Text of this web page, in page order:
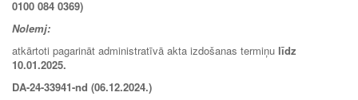
0100 084 0369)
Nolemj:
atkārtoti pagarināt administratīvā akta izdošanas termiņu līdz
10.01.2025.
DA-24-33941-nd (06.12.2024.)